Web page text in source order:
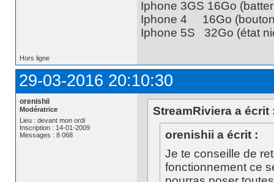
Iphone 3GS 16Go
Iphone 4 16Go
Iphone 5S 32Go (état
Hors ligne
29-03-2016 20:10:30
orenishii
Modératrice
Lieu : devant mon ordi
Inscription : 14-01-2009
Messages : 8 068
StreamRiviera a écrit
orenishii a écrit :
Je te conseille de
fonctionnement ce